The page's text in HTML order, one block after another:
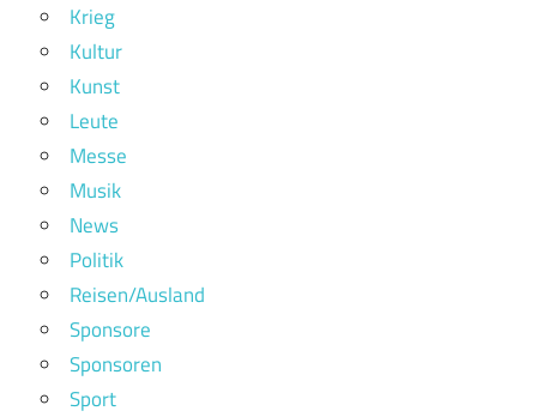
Krieg
Kultur
Kunst
Leute
Messe
Musik
News
Politik
Reisen/Ausland
Sponsore
Sponsoren
Sport